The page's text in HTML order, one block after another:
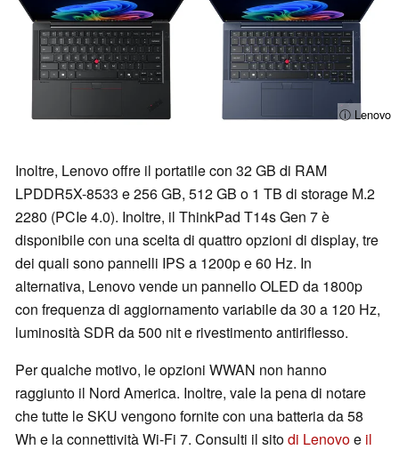
ⓘ Lenovo
Inoltre, Lenovo offre il portatile con 32 GB di RAM
LPDDR5X-8533 e 256 GB, 512 GB o 1 TB di storage M.2
2280 (PCIe 4.0). Inoltre, il ThinkPad T14s Gen 7 è
disponibile con una scelta di quattro opzioni di display, tre
dei quali sono pannelli IPS a 1200p e 60 Hz. In
alternativa, Lenovo vende un pannello OLED da 1800p
con frequenza di aggiornamento variabile da 30 a 120 Hz,
luminosità SDR da 500 nit e rivestimento antiriflesso.
Per qualche motivo, le opzioni WWAN non hanno
raggiunto il Nord America. Inoltre, vale la pena di notare
che tutte le SKU vengono fornite con una batteria da 58
Wh e la connettività Wi-Fi 7. Consulti il sitodi Lenovoe il